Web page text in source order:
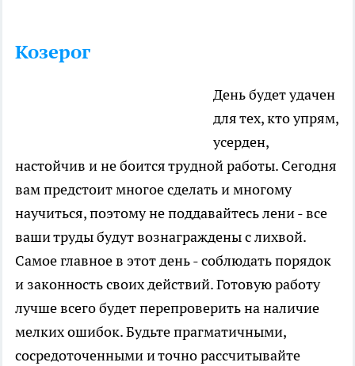
Козерог
День будет удачен
для тех, кто упрям,
усерден,
настойчив и не боится трудной работы. Сегодня
вам предстоит многое сделать и многому
научиться, поэтому не поддавайтесь лени - все
ваши труды будут вознаграждены с лихвой.
Самое главное в этот день - соблюдать порядок
и законность своих действий. Готовую работу
лучше всего будет перепроверить на наличие
мелких ошибок. Будьте прагматичными,
сосредоточенными и точно рассчитывайте